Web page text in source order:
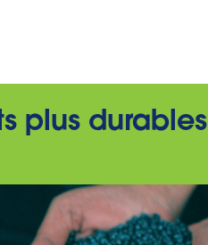
plus durables